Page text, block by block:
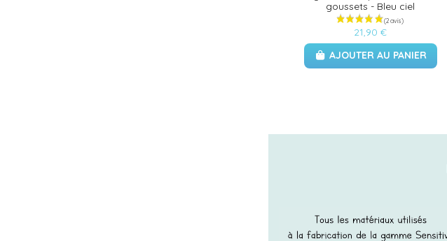
goussets - Bleu ciel
21,90 €
AJOUTER AU PANIER